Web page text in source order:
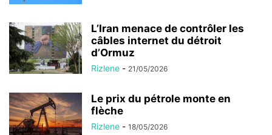
L’Iran menace de contrôler les
câbles internet du détroit
d’Ormuz
Rizlene - 21/05/2026
Le prix du pétrole monte en
flèche
Rizlene - 18/05/2026